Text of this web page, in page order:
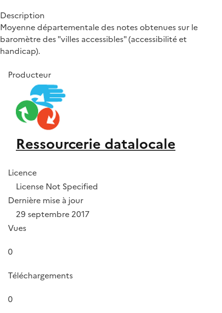
Description
Moyenne départementale des notes obtenues sur le
baromètre des "villes accessibles" (accessibilité et
handicap).
Producteur
Ressourcerie datalocale
Licence
License Not Specified
Dernière mise à jour
29 septembre 2017
Vues
0
Téléchargements
0